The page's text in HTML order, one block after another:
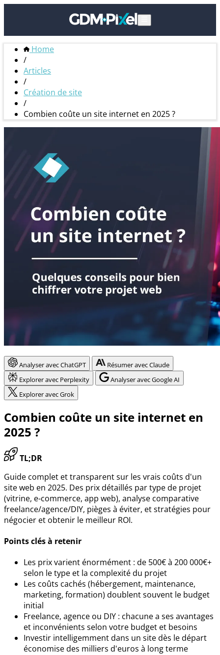
Home
/
Articles
/
Création de site
/
Combien coûte un site internet en 2025 ?
Analyser avec ChatGPT
Résumer avec Claude
Explorer avec Perplexity
Analyser avec Google AI
Explorer avec Grok
Combien coûte un site internet en
2025 ?
TL;DR
Guide complet et transparent sur les vrais coûts d'un
site web en 2025. Des prix détaillés par type de projet
(vitrine, e-commerce, app web), analyse comparative
freelance/agence/DIY, pièges à éviter, et stratégies pour
négocier et obtenir le meilleur ROI.
Points clés à retenir
Les prix varient énormément : de 500€ à 200 000€+
selon le type et la complexité du projet
Les coûts cachés (hébergement, maintenance,
marketing, formation) doublent souvent le budget
initial
Freelance, agence ou DIY : chacune a ses avantages
et inconvénients selon votre budget et besoins
Investir intelligemment dans un site dès le départ
économise des milliers d'euros à long terme